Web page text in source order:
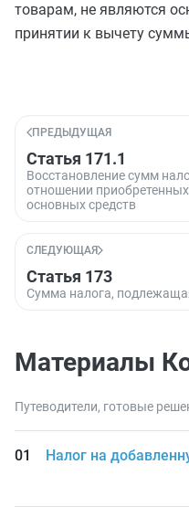
товарам, не являются
принятии к вычету
ПРЕДЫДУЩАЯ
Статья 171.1
Восстановление сумм
отношении
основных средств
СЛЕДУЮЩАЯ
Статья 173
Сумма налога,
Материалы
Путеводители, готовые
Налог на